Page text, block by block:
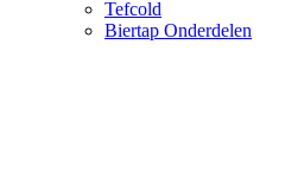
Tefcold
Biertap Onderdelen